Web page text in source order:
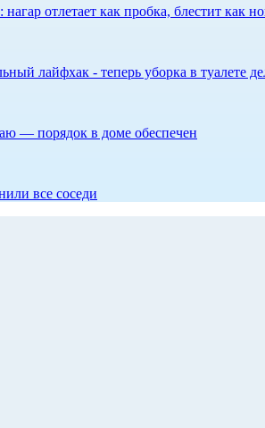
отлетает как пробка, блестит как
лайфхак - теперь уборка в туалете
— порядок в доме обеспечен
все соседи